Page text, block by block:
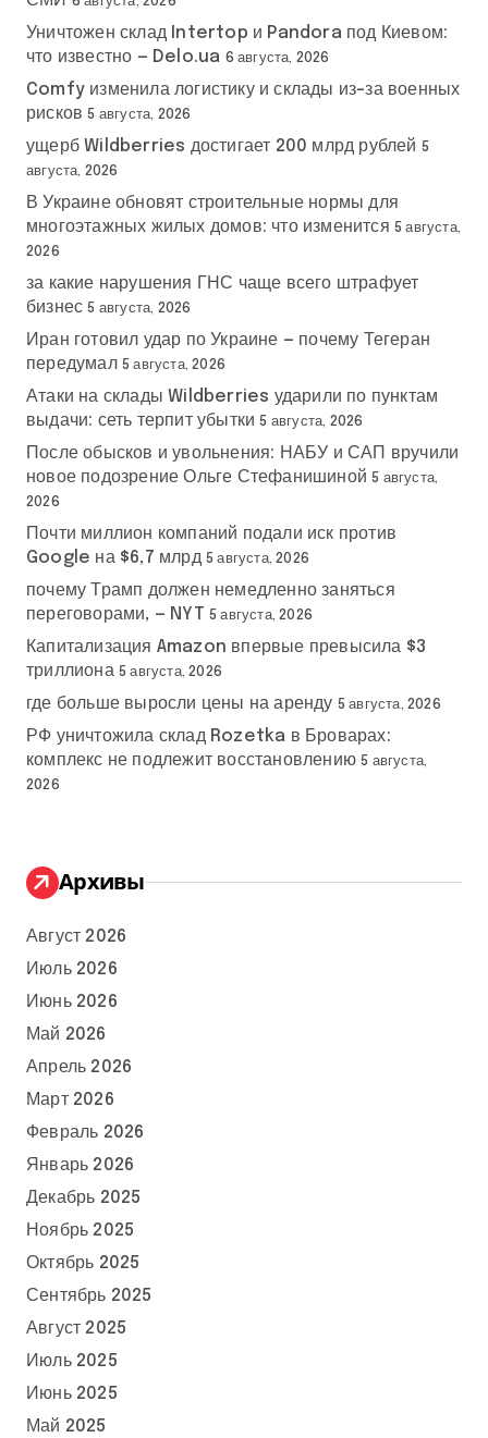
Уничтожен склад Intertop и Pandora под Киевом:
что известно — Delo.ua 6 августа, 2026
Comfy изменила логистику и склады из-за военных
рисков 5 августа, 2026
ущерб Wildberries достигает 200 млрд рублей 5
августа, 2026
В Украине обновят строительные нормы для
многоэтажных жилых домов: что изменится 5 августа,
2026
за какие нарушения ГНС чаще всего штрафует
бизнес 5 августа, 2026
Иран готовил удар по Украине — почему Тегеран
передумал 5 августа, 2026
Атаки на склады Wildberries ударили по пунктам
выдачи: сеть терпит убытки 5 августа, 2026
После обысков и увольнения: НАБУ и САП вручили
новое подозрение Ольге Стефанишиной 5 августа,
2026
Почти миллион компаний подали иск против
Google на $6,7 млрд 5 августа, 2026
почему Трамп должен немедленно заняться
переговорами, — NYT 5 августа, 2026
Капитализация Amazon впервые превысила $3
триллиона 5 августа, 2026
где больше выросли цены на аренду 5 августа, 2026
РФ уничтожила склад Rozetka в Броварах:
комплекс не подлежит восстановлению 5 августа,
2026
Архивы
Август 2026
Июль 2026
Июнь 2026
Май 2026
Апрель 2026
Март 2026
Февраль 2026
Январь 2026
Декабрь 2025
Ноябрь 2025
Октябрь 2025
Сентябрь 2025
Август 2025
Июль 2025
Июнь 2025
Май 2025